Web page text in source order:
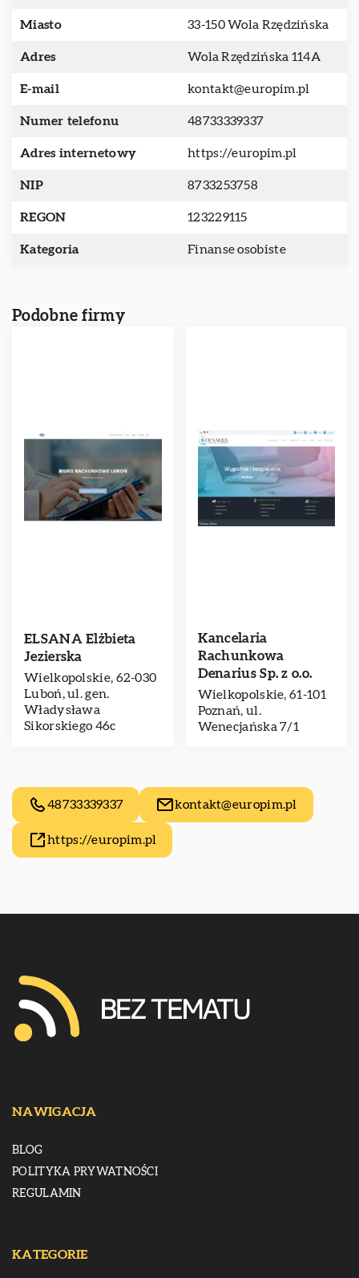
Miasto 33-150 Wola Rzędzińska
Adres Wola Rzędzińska 114A
E-mail kontakt@europim.pl
Numer telefonu 48733339337
Adres internetowy https://europim.pl
NIP 8733253758
REGON 123229115
Kategoria Finanse osobiste
Podobne firmy
ELSANA Elżbieta
Jezierska
Wielkopolskie, 62-030
Luboń, ul. gen.
Władysława
Sikorskiego 46c
Kancelaria
Rachunkowa
Denarius Sp. z o.o.
Wielkopolskie, 61-101
Poznań, ul.
Wenecjańska 7/1
48733339337 kontakt@europim.pl
https://europim.pl
NAWIGACJA
BLOG
POLITYKA PRYWATNOŚCI
REGULAMIN
KATEGORIE